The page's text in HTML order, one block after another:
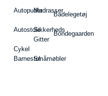
Autopuder
Autostole
Cykel
Barnestol
Madrasser
Sikkerheds
Gitter
Småmøbler
Badelegetøj
Bondegaarden